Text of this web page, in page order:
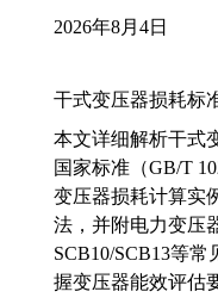
2026年8月4日
干式变压器损耗标
本文详细解析干式
国家标准（GB/T
变压器损耗计算实
法，并附电力变压
SCB10/SCB13等
握变压器能效评估